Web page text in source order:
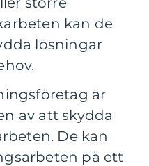
kan de
lösningar
är
av att skydda
De kan
på ett